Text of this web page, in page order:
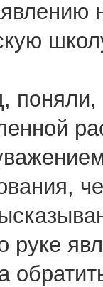
поняли,
руке